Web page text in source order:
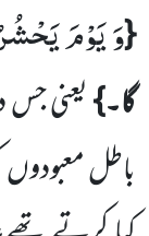
{وَ یَوْمَ
گا۔}یعنی
باطل